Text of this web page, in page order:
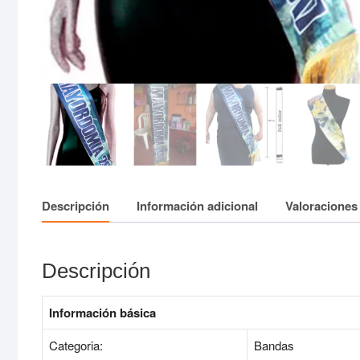
Descripción Información adicional Valoraciones
Descripción
Información básica
Categoria: Bandas